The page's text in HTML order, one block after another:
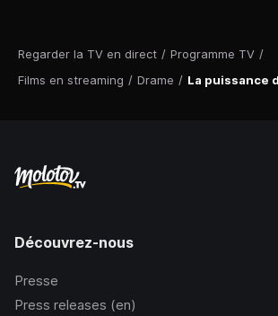
Regarder la TV en direct / Programme TV /
Films en streaming / Drame / La puissance
Découvrez-nous
Presse
Press releases (en)